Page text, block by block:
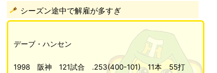
シーズン途中で解雇が多すぎ
デーブ・ハンセン
1998 阪神 121試合 .253(400-101) 11本 55打